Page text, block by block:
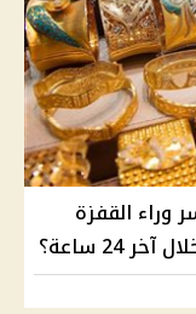
وراء القفزة
ساعة؟